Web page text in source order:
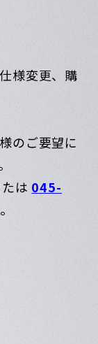
様変更、購
のご要望に
は 045-